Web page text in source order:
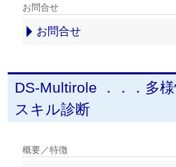
お問合せ
お問合せ
DS-Multirole ．．．多
スキル診断
概要／特徴